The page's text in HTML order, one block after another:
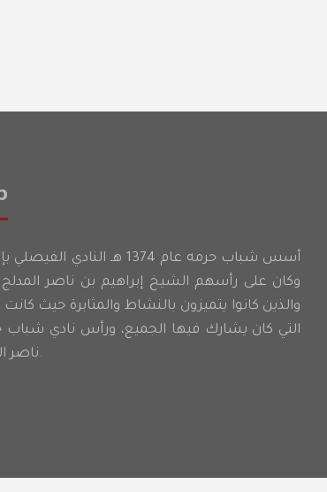
أسس شباب حرمه عام 1374 هـ
وكان على رأسهم الشيخ إبراهيم بن ناصر
والذين كانوا يتميزون بالنشاط والمثابرة حيث كانت
التي كان يشارك فيها الجميع، ورأس نادي شباب
ناصر المدلج كأول رئيس للنادي.